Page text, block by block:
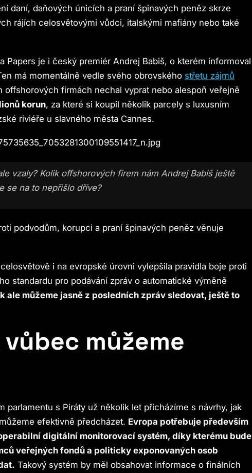
daní, daňových únicích a praní špinavých peněz skrze
rájích celosvětovými vůdci, italskými mafiány nebo také
Papers je i český premiér Andrej Babiš, o kterém informoval
má momentálně vedle svého obrovského střetu zájmů
offshorových firmách nechal vyprat nebo alespoň veřejně
korun, za které si koupil několik parcely s luxusním
riviéře u slavného města Cannes.
vzaly? Kolik offshorových firem nám Andrej Babiš ještě
se na to nepřišlo dříve?
podvodům, korupci a praní špinavých peněz věnuje
i na evropské úrovni vylepšila pravidla boje proti
standardu pro podávání zpráv o automatické výměně
ale můžeme jasně z posledních zpráv sledovat, ještě to
můžeme
parlamentu s Piráty už několik let přicházíme s návrhy, jak
efektivně předcházet. Evropa potřebuje především
digitální monitorovací systém, díky kterému bude
veřejných fondů a politicky exponovaných osob
Takový systém by měl obsahovat informace o finálních